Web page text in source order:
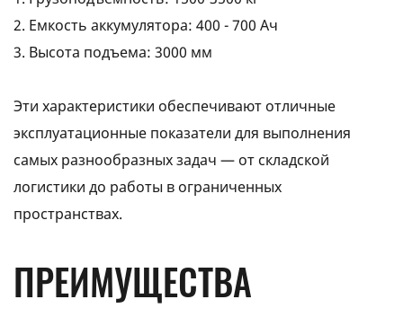
2. Емкость аккумулятора: 400 - 700 Ач
3. Высота подъема: 3000 мм
Эти характеристики обеспечивают отличные
эксплуатационные показатели для выполнения
самых разнообразных задач — от складской
логистики до работы в ограниченных
пространствах.
ПРЕИМУЩЕСТВА